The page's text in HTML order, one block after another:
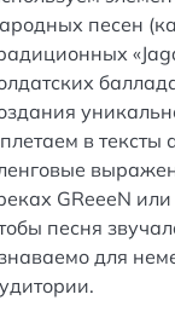
песен
в тексты
GReeeN
песня
для